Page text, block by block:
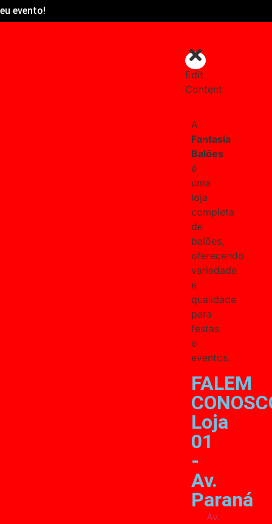
evento!
Edit
Content
A
Fantasia
Balões
é
uma
loja
completa
de
balões,
oferecendo
variedade
e
qualidade
para
festas
e
eventos.
FALEM
Loja
01
-
Av.
Paraná
Av.